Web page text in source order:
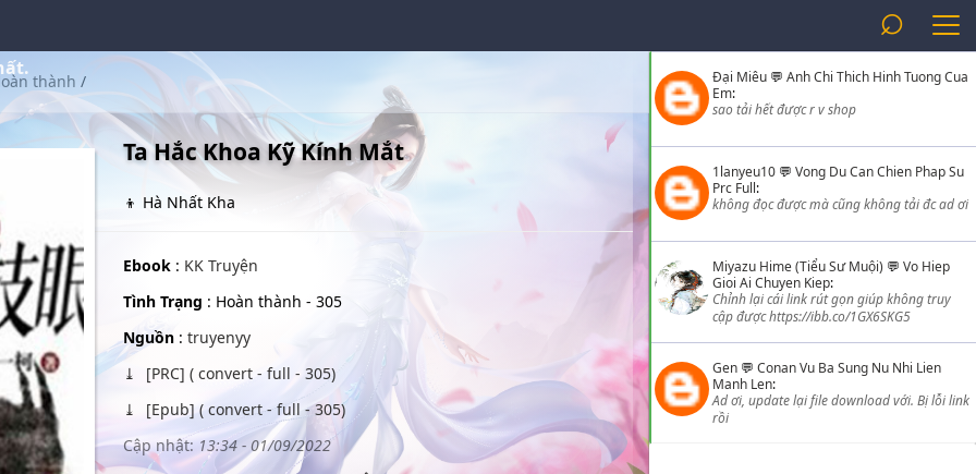
⌕
thành /
Ta Hắc Khoa Kỹ Kính Mắt
👦 Hà Nhất Kha
Ebook : KK Truyện
Tình Trạng : Hoàn thành - 305
Nguồn: truyenyy
[PRC] ( convert - full - 305)
[Epub] ( convert - full - 305)
Cập nhật:13:34 - 01/09/2022
Đại Miêu 💬 Anh Chi Thich Hinh Tuong Cua
Em:
sao tải hết được r v shop
1lanyeu10 💬 Vong Du Can Chien Phap Su
Prc Full:
không đọc được mà cũng không tải đc ad ơi
Miyazu Hime (Tiểu Sư Muội) 💬 Vo Hiep
Gioi Ai Chuyen Kiep:
Chỉnh lại cái link rút gọn giúp không truy
cập được https://ibb.co/1GX6SKG5
Gen 💬 Conan Vu Ba Sung Nu Nhi Lien
Manh Len:
Ad ơi, update lại file download với. Bị lỗi link
rồi